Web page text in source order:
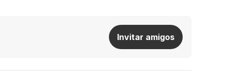
Invitar amigos